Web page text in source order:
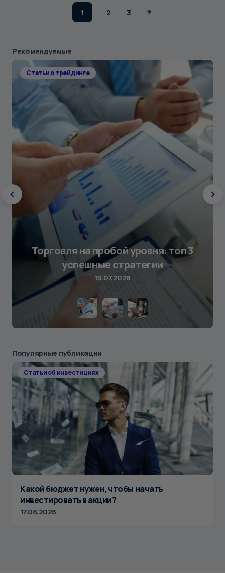
1 2 3
Рекомендуемые
Статьи о трейдинге
Торговля на пробой уровня: топ 3
успешные стратегии
19.07.2026
Популярные публикации
Статьи об инвестициях
Какой бюджет нужен, чтобы начать
инвестировать в акции?
17.06.2026